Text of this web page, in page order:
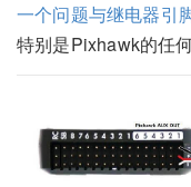
一个问题与继电器引
特别是Pixhawk的任